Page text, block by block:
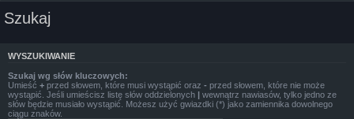
Szukaj
WYSZUKIWANIE
Szukaj wg słów kluczowych:
Umieść + przed słowem, które musi wystąpić oraz - przed słowem, które nie może
wystąpić. Jeśli umieścisz listę słów oddzielonych | wewnątrz nawiasów, tylko jedno ze
słów będzie musiało wystąpić. Możesz użyć gwiazdki (*) jako zamiennika dowolnego
ciągu znaków.